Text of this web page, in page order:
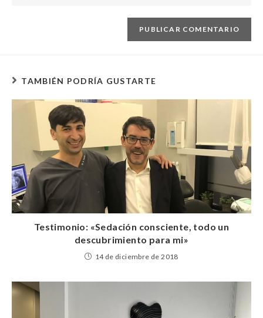
TAMBIÉN PODRÍA GUSTARTE
Testimonio: «Sedación consciente, todo un
descubrimiento para mi»
14 de diciembre de 2018